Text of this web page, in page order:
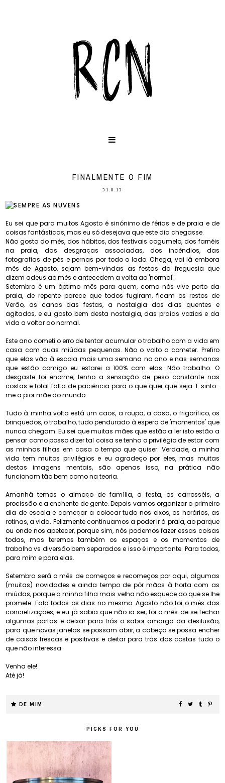
FINALMENTE O FIM
31.8.13
Eu sei que para muitos Agosto é sinónimo de férias e de praia e de
coisas fantásticas, mas eu só desejava que este dia chegasse.
Não gosto do mês, dos hábitos, dos festivais cogumelo, dos farnéis
na praia, das desgraças associadas, dos incêndios, das
fotografias de pés e pernas por todo o lado. Chega, vai lá embora
mês de Agosto, sejam bem-vindas as festas da freguesia que
dizem adeus ao mês e antecedem a volta ao 'normal'.
Setembro é um óptimo mês para quem, como nós vive perto da
praia, de repente parece que todos fugiram, ficam os restos de
Verão, as canas das festas, a nostalgia dos dias quentes e
agitados, e eu gosto bem desta nostalgia, das praias vazias e da
vida a voltar ao normal.
Este ano cometi o erro de tentar acumular o trabalho com a vida em
casa com duas miúdas pequenas. Não o volto a cometer. Prefiro
que elas vão à escola mais uma semana no ano e nas semanas
que estão comigo eu estarei a 100% com elas. Não trabalho. O
desgaste foi enorme, tenho a sensação de peso constante nas
costas e total falta de paciência para o que quer que seja. E sinto-
me a pior mãe do mundo.
Tudo à minha volta está um caos, a roupa, a casa, o frigorífico, os
brinquedos, o trabalho, tudo pendurado à espera de 'momentos' que
nunca chegam. Eu sei que muitas mães que estão a ler isto estão a
pensar como posso dizer tal coisa se tenho o privilégio de estar com
as minhas filhas em casa o tempo que quiser. Verdade, a minha
vida tem muitos privilégios e eu agradeço por eles, mas muitas
destas imagens mentais, são apenas isso, na prática não
funcionam tão bem como na teoria.
Amanhã temos o almoço de família, a festa, os carrosséis, a
procissão e a enchente de gente. Depois vamos organizar o primeiro
dia de escola e começar a colocar tudo nos eixos, os horários, as
rotinas, a vida. Felizmente continuamos a poder ir à praia, ao parque
ou onde nos apetecer, porque sim, nós podemos fazer essas coisas
todas, mas teremos também os espaços e os momentos de
trabalho vs diversão bem separados e isso é importante. Para todos,
para mim e para elas.
Setembro será o mês de começos e recomeços por aqui, algumas
(muitas) novidades e ainda tempo de pôr mãos à horta com as
miúdas, porque a minha filha mais velha não esquece do que se lhe
promete. Fala todos os dias no mesmo. Agosto não foi o mês das
concretizações, e eu já sabia que não ia ser, foi o mês de se fechar
algumas portas e deixar para trás o sabor amargo da desilusão,
para que novas janelas se possam abrir, a cabeça se possa encher
de coisas frescas e positivas e deitar para trás das costas tudo o
que não interessa.
Venha ele!
Até já!
DE MIM
PICKS FOR YOU